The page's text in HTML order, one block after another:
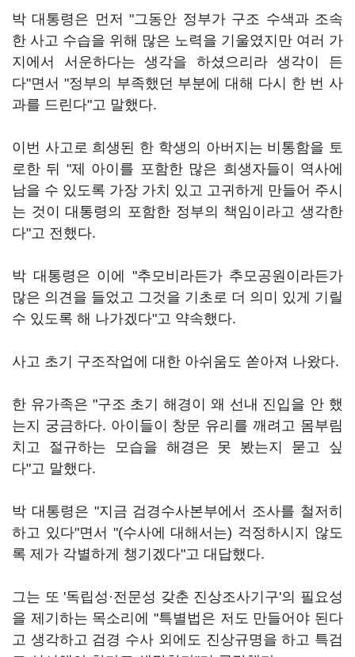
박 대통령은 먼저 "그동안 정부가 구조 수색과 조속
한 사고 수습을 위해 많은 노력을 기울였지만 여러 가
지에서 서운하다는 생각을 하셨으리라 생각이 든
다"면서 "정부의 부족했던 부분에 대해 다시 한 번 사
과를 드린다"고 말했다.
이번 사고로 희생된 한 학생의 아버지는 비통함을 토
로한 뒤 "제 아이를 포함한 많은 희생자들이 역사에
남을 수 있도록 가장 가치 있고 고귀하게 만들어 주시
는 것이 대통령의 포함한 정부의 책임이라고 생각한
다"고 전했다.
박 대통령은 이에 "추모비라든가 추모공원이라든가
많은 의견을 들었고 그것을 기초로 더 의미 있게 기릴
수 있도록 해 나가겠다"고 약속했다.
사고 초기 구조작업에 대한 아쉬움도 쏟아져 나왔다.
한 유가족은 "구조 초기 해경이 왜 선내 진입을 안 했
는지 궁금하다. 아이들이 창문 유리를 깨려고 몸부림
치고 절규하는 모습을 해경은 못 봤는지 묻고 싶
다"고 말했다.
박 대통령은 "지금 검경수사본부에서 조사를 철저히
하고 있다"면서 "(수사에 대해서는) 걱정하시지 않도
록 제가 각별하게 챙기겠다"고 대답했다.
그는 또 '독립성·전문성 갖춘 진상조사기구'의 필요성
을 제기하는 목소리에 "특별법은 저도 만들어야 된다
고 생각하고 검경 수사 외에도 진상규명을 하고 특검